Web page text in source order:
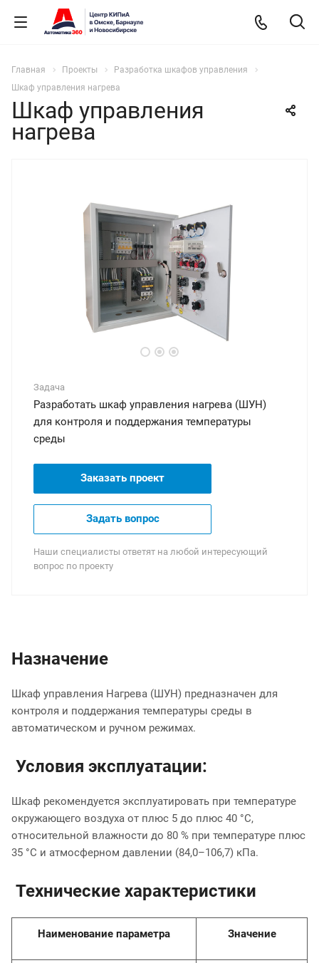
Главная Проекты
Разработка шкафов управления
Шкаф управления нагрева
Шкаф управления
нагрева
Задача
Разработать шкаф управления нагрева (ШУН)
для контроля и поддержания температуры
среды
Заказать проект
Задать вопрос
Наши специалисты ответят на любой интересующий
вопрос по проекту
Назначение
Шкаф управления Нагрева (ШУН) предназначен для
контроля и поддержания температуры среды в
автоматическом и ручном режимах.
Условия эксплуатации:
Шкаф рекомендуется эксплуатировать при температуре
окружающего воздуха от плюс 5 до плюс 40 °С,
относительной влажности до 80 % при температуре плюс
35 °С и атмосферном давлении (84,0–106,7) кПа.
Технические характеристики
Наименование параметра Значение